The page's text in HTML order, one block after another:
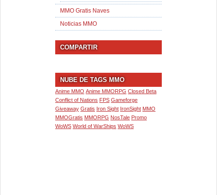
MMO Gratis Naves
Noticias MMO
COMPARTIR
NUBE DE TAGS MMO
Anime MMO Anime MMORPG Closed Beta
Conflict of Nations FPS Gameforge
Giveaway Gratis Iron Sight IronSight MMO
MMOGratis MMORPG NosTale Promo
WoWS World of WarShips WoWS